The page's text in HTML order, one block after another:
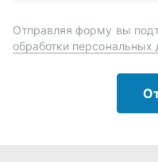
Автозапчасти и